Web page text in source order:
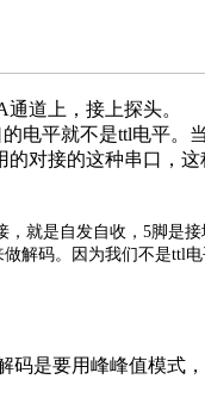
通道上，接上探头。
电平就不是ttl电平。
的对接的这种串口，
，就是自发自收，5脚是
解码。因为我们不是ttl
码是要用峰峰值模式